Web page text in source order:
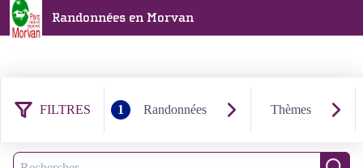
Randonnées en Morvan
FILTRES 1 Randonnées Thèmes
37 résultats randonnées : VTT
Recherche